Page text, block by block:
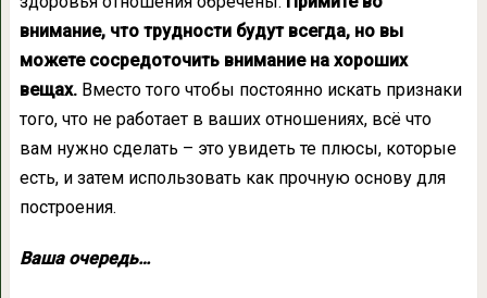
внимание, что трудности будут всегда, но вы
можете сосредоточить внимание на хороших
вещах.Вместо того чтобы постоянно искать признаки
того, что не работает в ваших отношениях, всё что
вам нужно сделать – это увидеть те плюсы, которые
есть, и затем использовать как прочную основу для
построения.
Ваша очередь…